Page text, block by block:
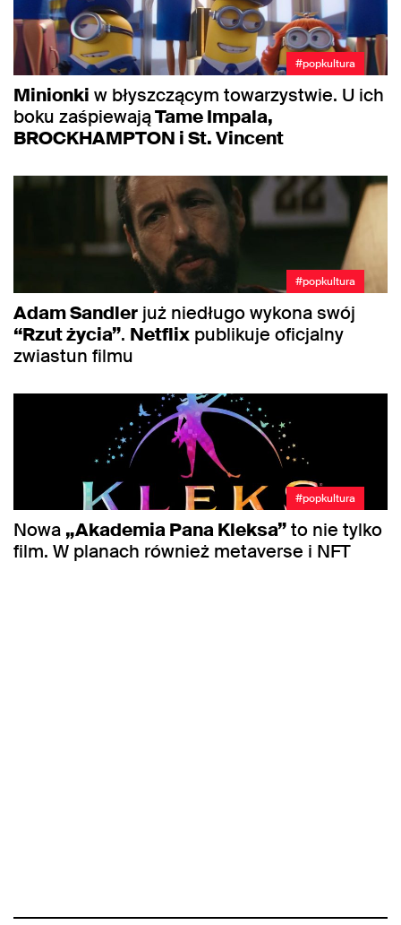
#popkultura
Minionki w błyszczącym towarzystwie. U ich
boku zaśpiewająTame Impala,
BROCKHAMPTON i St. Vincent
#popkultura
Adam Sandler już niedługo wykona swój
“Rzut życia”. Netflix publikuje oficjalny
zwiastun filmu
#popkultura
Nowa „Akademia Pana Kleksa”to nie tylko
film. W planach również metaverse i NFT